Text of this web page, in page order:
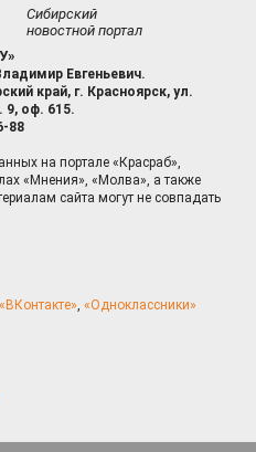
Сибирский
новостной портал
Евгеньевич.
край, г. Красноярск, ул.
оф. 615.
88
на портале «Красраб»,
«Мнения», «Молва», а также
сайта могут не совпадать
«ВКонтакте», «Одноклассники»